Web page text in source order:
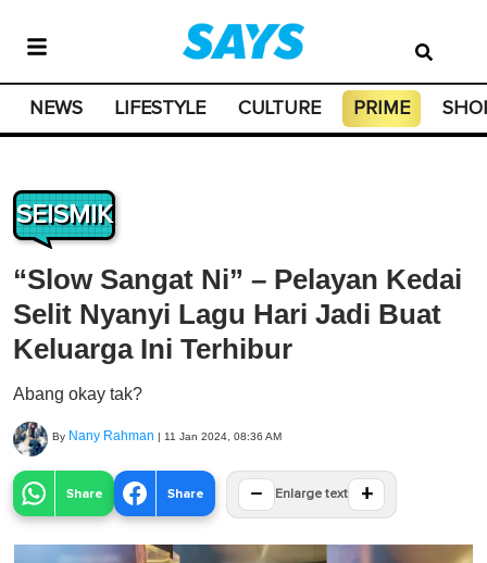
NEWS LIFESTYLE CULTURE PRIME
SEISMIK
“Slow Sangat Ni” – Pelayan Kedai
Selit Nyanyi Lagu Hari Jadi Buat
Keluarga Ini Terhibur
Abang okay tak?
By Nany Rahman | 11 Jan 2024, 08:36 AM
Share Share − Enlarge text +